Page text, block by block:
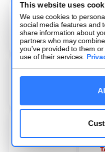
This website uses
We use cookies to
social media features and
share information about
partners who may
you’ve provided to them
use of their services.